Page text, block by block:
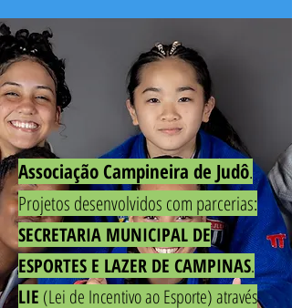
Associação Campineira de Judô.
Projetos desenvolvidos com parcerias:
SECRETARIA MUNICIPAL DE
ESPORTES E LAZER DE CAMPINAS.
LIE (Lei de Incentivo ao Esporte) através